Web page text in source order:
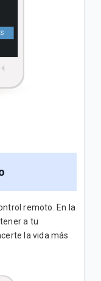
remoto. En la
a tu
la vida más